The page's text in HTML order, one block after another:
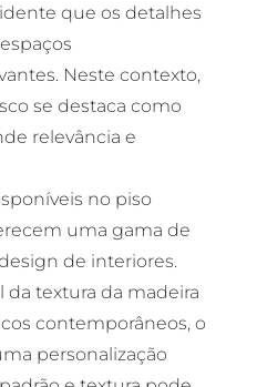
que os detalhes
Neste contexto,
se destaca como
relevância e
no piso
uma gama de
de interiores.
da textura da madeira
contemporâneos, o
personalização